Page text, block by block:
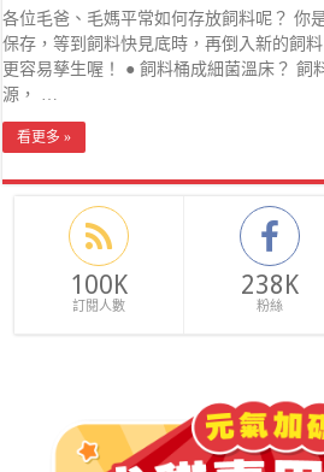
各位毛爸、毛媽平常如何存放飼料呢？ 你
保存，等到飼料快見底時，再倒入新的飼
更容易孳生喔！ ● 飼料桶成細菌溫床？ 飼
源， …
看更多 »
100K
訂閱人數
238K
粉絲